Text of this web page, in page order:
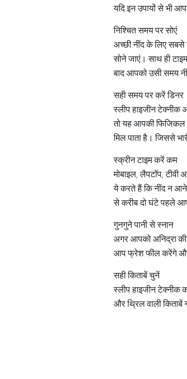
यदि इन उपायों से भी
निश्चित समय पर सोएं ​
अच्छी नींद के लिए
सोने जाएं। साथ ही
बाद आपको उसी समय
​सही समय पर करें डिनर ​
स्लीप हाइजीन
तो यह आपकी फिजिकल
मिल पाता है। जिससे
स्क्रीन टाइम करें कम​
मोबाइल, लैपटॉप,
ये करते हैं कि नींद न आने
से करीब दो घंटे पहले
​गुनगुने पानी से स्नान​
अगर आपको अनिद्रा
आप फ्रेश फील करेंगे और
सही किताबें चुनें ​
स्लीप हाइजीन टेक्नीक
और थ्रिल वाली किताबें